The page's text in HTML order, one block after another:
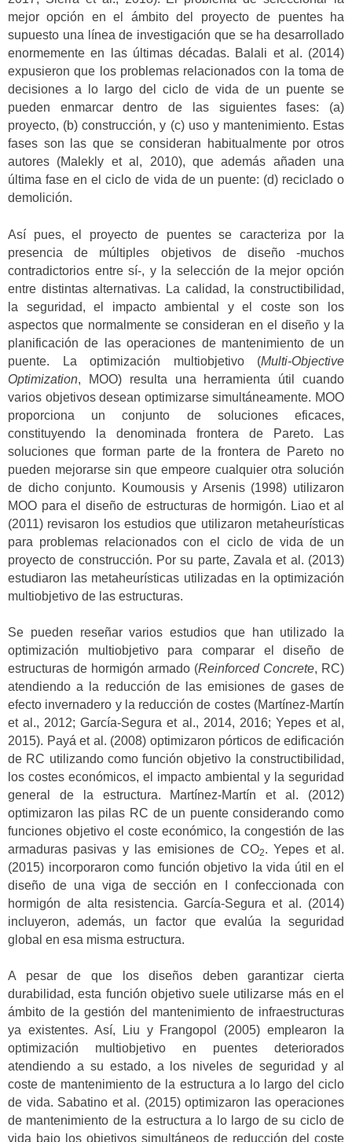
mejor opción en el ámbito del proyecto de puentes ha
supuesto una línea de investigación que se ha desarrollado
enormemente en las últimas décadas. Balali et al. (2014)
expusieron que los problemas relacionados con la toma de
decisiones a lo largo del ciclo de vida de un puente se
pueden enmarcar dentro de las siguientes fases: (a)
proyecto, (b) construcción, y (c) uso y mantenimiento. Estas
fases son las que se consideran habitualmente por otros
autores (Malekly et al, 2010), que además añaden una
última fase en el ciclo de vida de un puente: (d) reciclado o
demolición.
Así pues, el proyecto de puentes se caracteriza por la
presencia de múltiples objetivos de diseño -muchos
contradictorios entre sí-, y la selección de la mejor opción
entre distintas alternativas. La calidad, la constructibilidad,
la seguridad, el impacto ambiental y el coste son los
aspectos que normalmente se consideran en el diseño y la
planificación de las operaciones de mantenimiento de un
puente. La optimización multiobjetivo (Multi-Objective
Optimization, MOO) resulta una herramienta útil cuando
varios objetivos desean optimizarse simultáneamente. MOO
proporciona un conjunto de soluciones eficaces,
constituyendo la denominada frontera de Pareto. Las
soluciones que forman parte de la frontera de Pareto no
pueden mejorarse sin que empeore cualquier otra solución
de dicho conjunto. Koumousis y Arsenis (1998) utilizaron
MOO para el diseño de estructuras de hormigón. Liao et al
(2011) revisaron los estudios que utilizaron metaheurísticas
para problemas relacionados con el ciclo de vida de un
proyecto de construcción. Por su parte, Zavala et al. (2013)
estudiaron las metaheurísticas utilizadas en la optimización
multiobjetivo de las estructuras.
Se pueden reseñar varios estudios que han utilizado la
optimización multiobjetivo para comparar el diseño de
estructuras de hormigón armado (Reinforced Concrete, RC)
atendiendo a la reducción de las emisiones de gases de
efecto invernadero y la reducción de costes (Martínez-Martín
et al., 2012; García-Segura et al., 2014, 2016; Yepes et al,
2015). Payá et al. (2008) optimizaron pórticos de edificación
de RC utilizando como función objetivo la constructibilidad,
los costes económicos, el impacto ambiental y la seguridad
general de la estructura. Martínez-Martín et al. (2012)
optimizaron las pilas RC de un puente considerando como
funciones objetivo el coste económico, la congestión de las
armaduras pasivas y las emisiones de CO2. Yepes et al.
(2015) incorporaron como función objetivo la vida útil en el
diseño de una viga de sección en I confeccionada con
hormigón de alta resistencia. García-Segura et al. (2014)
incluyeron, además, un factor que evalúa la seguridad
global en esa misma estructura.
A pesar de que los diseños deben garantizar cierta
durabilidad, esta función objetivo suele utilizarse más en el
ámbito de la gestión del mantenimiento de infraestructuras
ya existentes. Así, Liu y Frangopol (2005) emplearon la
optimización multiobjetivo en puentes deteriorados
atendiendo a su estado, a los niveles de seguridad y al
coste de mantenimiento de la estructura a lo largo del ciclo
de vida. Sabatino et al. (2015) optimizaron las operaciones
de mantenimiento de la estructura a lo largo de su ciclo de
vida bajo los objetivos simultáneos de reducción del coste